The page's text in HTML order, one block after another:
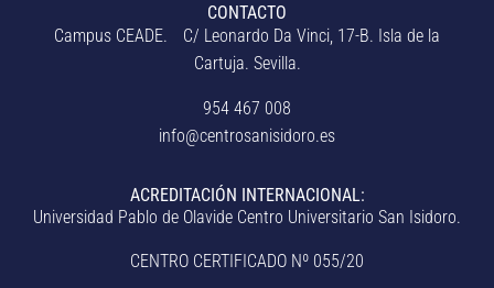
CONTACTO
Campus CEADE. C/ Leonardo Da Vinci, 17-B. Isla de la
Cartuja. Sevilla.
954 467 008
info@centrosanisidoro.es
ACREDITACIÓN INTERNACIONAL:
Universidad Pablo de Olavide Centro Universitario San Isidoro.
CENTRO CERTIFICADO Nº 055/20